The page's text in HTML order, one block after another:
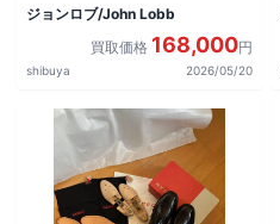
ジョンロブ/John Lobb
買取価格 168,000円
shibuya 2026/05/20